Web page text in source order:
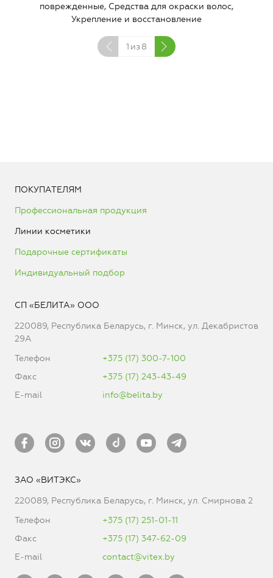
поврежденные, Средства для окраски волос,
Укрепление и восстановление
1 из8
ПОКУПАТЕЛЯМ
Профессиональная продукция
Линии косметики
Подарочные сертификаты
Индивидуальный подбор
СП «БЕЛИТА» ООО
220089, Республика Беларусь, г. Минск, ул. Декабристов
29А
Телефон
+375 (17) 300-7-100
Факс
+375 (17) 243-43-49
E-mail
info@belita.by
ЗАО «ВИТЭКС»
220089, Республика Беларусь, г. Минск, ул. Смирнова 2
Телефон
+375 (17) 251-01-11
Факс
+375 (17) 347-62-09
E-mail
contact@vitex.by